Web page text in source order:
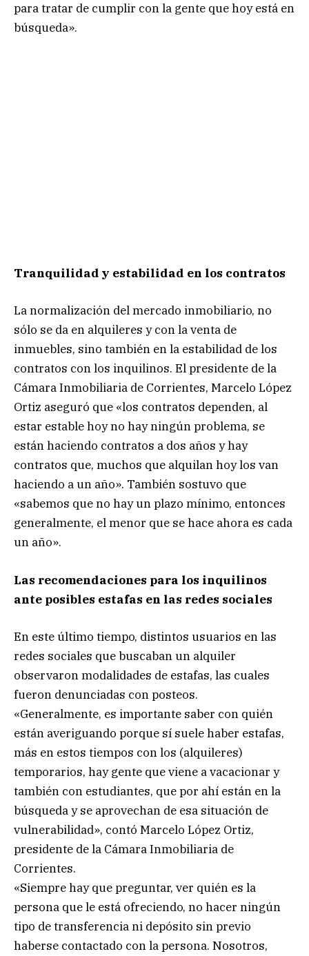
para tratar de cumplir con la gente que hoy está en
búsqueda».
Tranquilidad y estabilidad en los contratos
La normalización del mercado inmobiliario, no
sólo se da en alquileres y con la venta de
inmuebles, sino también en la estabilidad de los
contratos con los inquilinos. El presidente de la
Cámara Inmobiliaria de Corrientes, Marcelo López
Ortiz aseguró que «los contratos dependen, al
estar estable hoy no hay ningún problema, se
están haciendo contratos a dos años y hay
contratos que, muchos que alquilan hoy los van
haciendo a un año». También sostuvo que
«sabemos que no hay un plazo mínimo, entonces
generalmente, el menor que se hace ahora es cada
un año».
Las recomendaciones para los inquilinos
ante posibles estafas en las redes sociales
En este último tiempo, distintos usuarios en las
redes sociales que buscaban un alquiler
observaron modalidades de estafas, las cuales
fueron denunciadas con posteos.
«Generalmente, es importante saber con quién
están averiguando porque sí suele haber estafas,
más en estos tiempos con los (alquileres)
temporarios, hay gente que viene a vacacionar y
también con estudiantes, que por ahí están en la
búsqueda y se aprovechan de esa situación de
vulnerabilidad», contó Marcelo López Ortiz,
presidente de la Cámara Inmobiliaria de
Corrientes.
«Siempre hay que preguntar, ver quién es la
persona que le está ofreciendo, no hacer ningún
tipo de transferencia ni depósito sin previo
haberse contactado con la persona. Nosotros,